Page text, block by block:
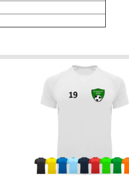
Klubové triko vítěz - motiv 8